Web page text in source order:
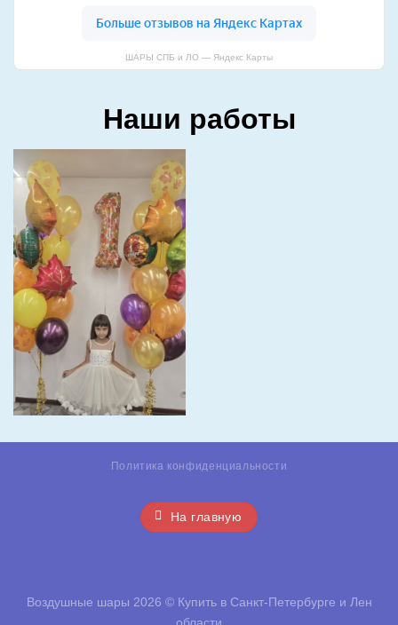
ШАРЫ СПБ и ЛО — Яндекс Карты
Наши работы
Политика конфиденциальности
На главную
Воздушные шары 2026 © Купить в Санкт-Петербурге и Лен
области